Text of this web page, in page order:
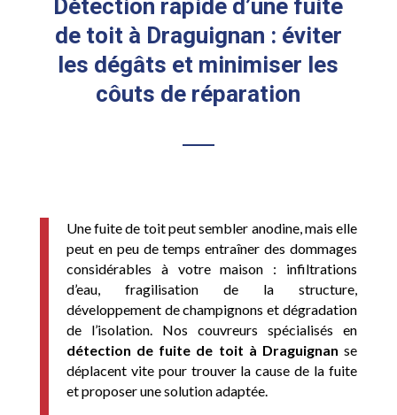
Détection rapide d’une fuite
de toit à Draguignan : éviter
les dégâts et minimiser les
côuts de réparation
Une fuite de toit peut sembler anodine, mais elle
peut en peu de temps entraîner des dommages
considérables à votre maison : infiltrations
d’eau, fragilisation de la structure,
développement de champignons et dégradation
de l’isolation. Nos couvreurs spécialisés en
détection de fuite de toit à Draguignan se
déplacent vite pour trouver la cause de la fuite
et proposer une solution adaptée.